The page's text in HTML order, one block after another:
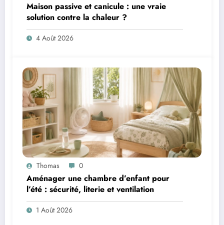
Maison passive et canicule : une vraie
solution contre la chaleur ?
4 Août 2026
Thomas 0
Aménager une chambre d’enfant pour
l’été : sécurité, literie et ventilation
1 Août 2026